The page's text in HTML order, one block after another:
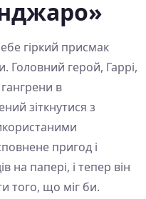
гіркий присмак
Головний герой, Гаррі,
в
зіткнутися з
пригод і
на папері, і тепер він
того, що міг би.